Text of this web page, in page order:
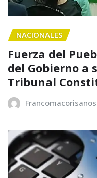
NACIONALES
Fuerza del
del Gobierno a
Tribunal
Francomacorisanos